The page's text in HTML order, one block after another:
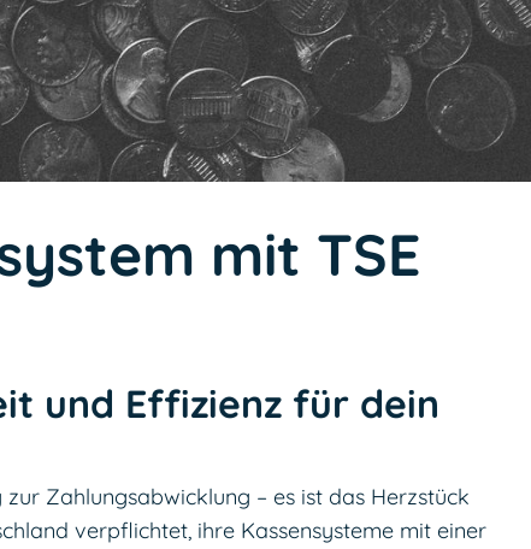
mit TSE
und Effizienz für dein
Zahlungsabwicklung – es ist das Herzstück
verpflichtet, ihre Kassensysteme mit einer